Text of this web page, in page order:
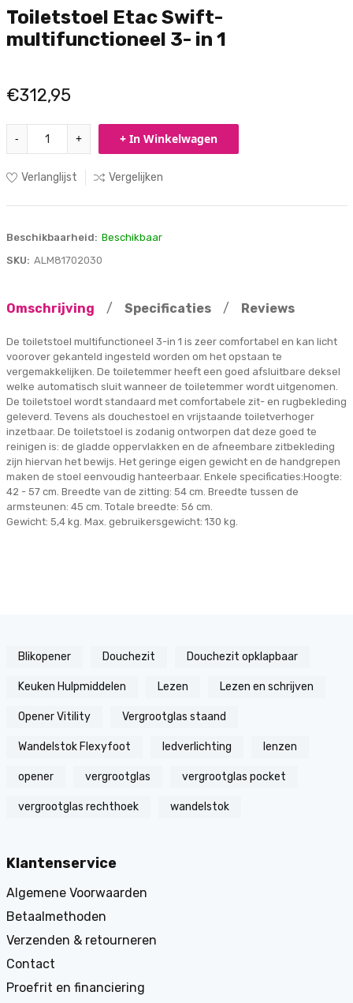
Toiletstoel Etac Swift-
multifunctioneel 3- in 1
€312,95
- + + In Winkelwagen
Verlanglijst Vergelijken
Beschikbaarheid: Beschikbaar
SKU: ALM81702030
Omschrijving / Specificaties / Reviews
De toiletstoel multifunctioneel 3-in 1 is zeer comfortabel en kan licht
voorover gekanteld ingesteld worden om het opstaan te
vergemakkelijken. De toiletemmer heeft een goed afsluitbare deksel
welke automatisch sluit wanneer de toiletemmer wordt uitgenomen.
De toiletstoel wordt standaard met comfortabele zit- en rugbekleding
geleverd. Tevens als douchestoel en vrijstaande toiletverhoger
inzetbaar. De toiletstoel is zodanig ontworpen dat deze goed te
reinigen is: de gladde oppervlakken en de afneembare zitbekleding
zijn hiervan het bewijs. Het geringe eigen gewicht en de handgrepen
maken de stoel eenvoudig hanteerbaar. Enkele specificaties:Hoogte:
42 - 57 cm. Breedte van de zitting: 54 cm. Breedte tussen de
armsteunen: 45 cm. Totale breedte: 56 cm.
Gewicht: 5,4 kg. Max. gebruikersgewicht: 130 kg.
Blikopener Douchezit Douchezit opklapbaar
Keuken Hulpmiddelen Lezen Lezen en schrijven
Opener Vitility Vergrootglas staand
Wandelstok Flexyfoot ledverlichting lenzen
opener vergrootglas vergrootglas pocket
vergrootglas rechthoek wandelstok
Klantenservice
Algemene Voorwaarden
Betaalmethoden
Verzenden & retourneren
Contact
Proefrit en financiering